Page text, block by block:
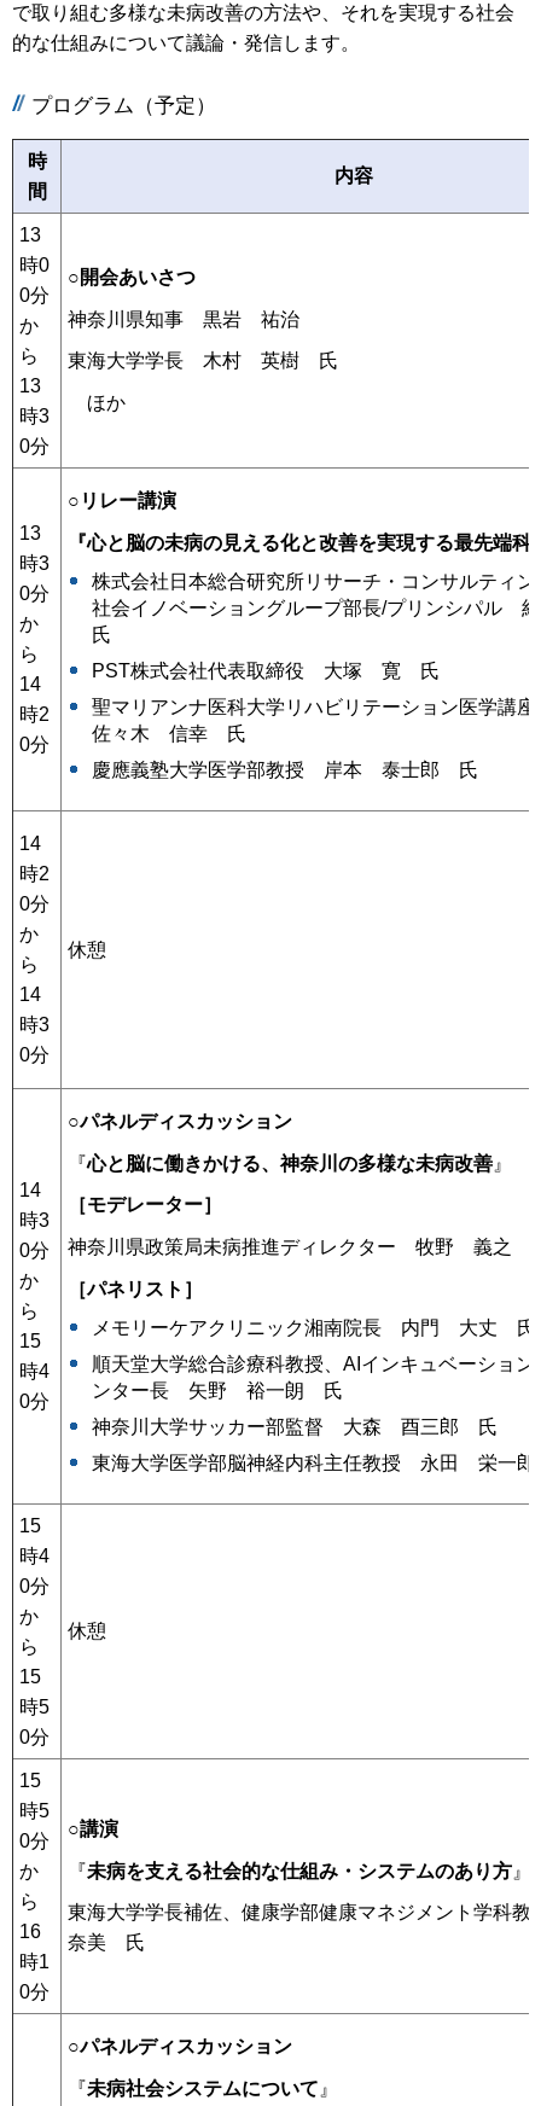
で取り組む多様な未病改善の方法や、それを実現する社会
的な仕組みについて議論・発信します。
プログラム（予定）
時
間
内容
13
時0
0分
か
ら
13
時3
0分
○開会あいさつ
神奈川県知事 黒岩 祐治
東海大学学長 木村 英樹 氏
ほか
13
時3
0分
か
ら
14
時2
0分
○リレー講演
『心と脳の未病の見える化と改善を実現する最先端科
株式会社日本総合研究所リサーチ・コンサルティ
社会イノベーショングループ部長/プリンシパ
氏
PST株式会社代表取締役 大塚 寛 氏
聖マリアンナ医科大学リハビリテーション医学講
佐々木 信幸 氏
慶應義塾大学医学部教授 岸本 泰士郎 氏
14
時2
0分
か
ら
14
時3
0分
休憩
14
時3
0分
か
ら
15
時4
0分
○パネルディスカッション
『心と脳に働きかける、神奈川の多様な未病改善 』
［モデレーター］
神奈川県政策局未病推進ディレクター 牧野 義之
［パネリスト］
メモリーケアクリニック湘南院長 内門 大丈 氏
順天堂大学総合診療科教授、AIインキュベーション
ンター長 矢野 裕一朗 氏
神奈川大学サッカー部監督 大森 酉三郎 氏
東海大学医学部脳神経内科主任教授 永田 栄一
15
時4
0分
か
ら
15
時5
0分
休憩
15
時5
0分
か
ら
16
時1
0分
○講演
『未病を支える社会的な仕組み・システムのあり方 』
東海大学学長補佐、健康学部健康マネジメント学科
奈美 氏
○パネルディスカッション
『未病社会システムについて 』